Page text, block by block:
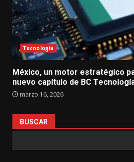
Tecnología
México, un motor estratégico
nuevo capítulo de BC
marzo 16, 2026
BUSCAR